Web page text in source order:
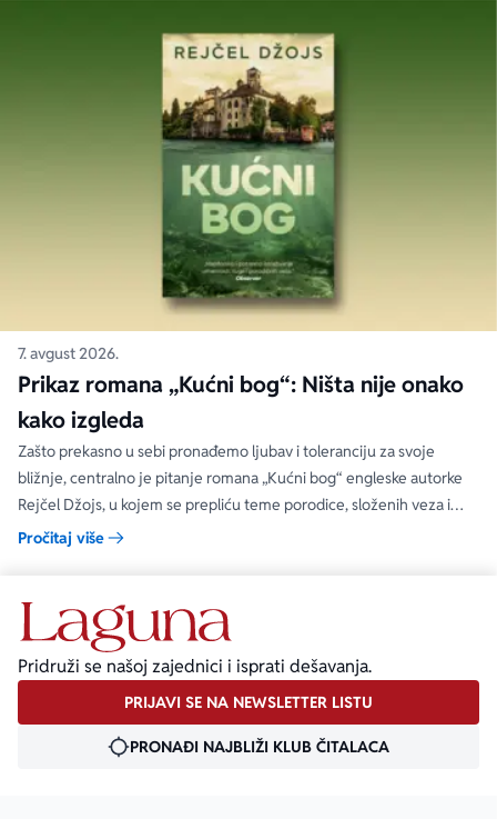
7. avgust 2026.
Prikaz romana „Kućni bog“: Ništa nije onako
kako izgleda
Zašto prekasno u sebi pronađemo ljubav i toleranciju za svoje
bližnje, centralno je pitanje romana „Kućni bog“ engleske autorke
Rejčel Džojs, u kojem se prepliću teme porodice, složenih veza i
umetnosti.
Pročitaj više
Pridruži se našoj zajednici i isprati dešavanja.
PRIJAVI SE NA NEWSLETTER LISTU
PRONAĐI NAJBLIŽI KLUB ČITALACA